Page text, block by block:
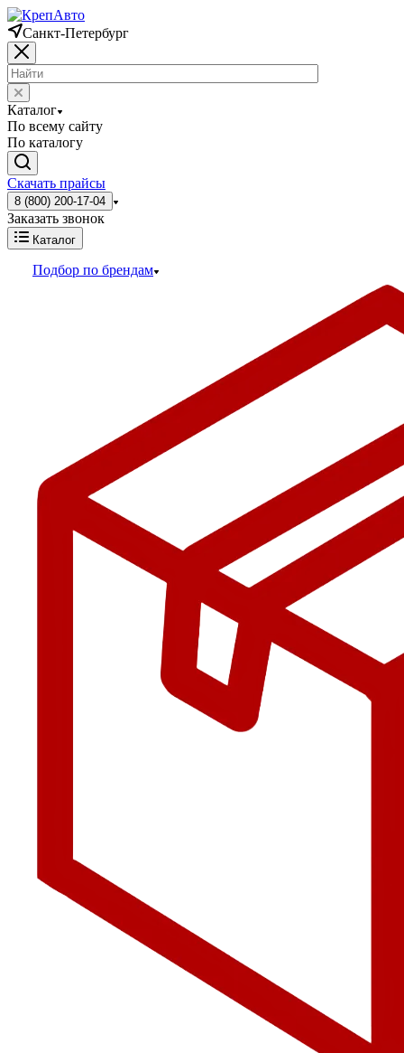
Санкт-Петербург
Каталог
По всему сайту
По каталогу
Скачать прайсы
8 (800) 200-17-04
Заказать звонок
Каталог
Подбор по брендам